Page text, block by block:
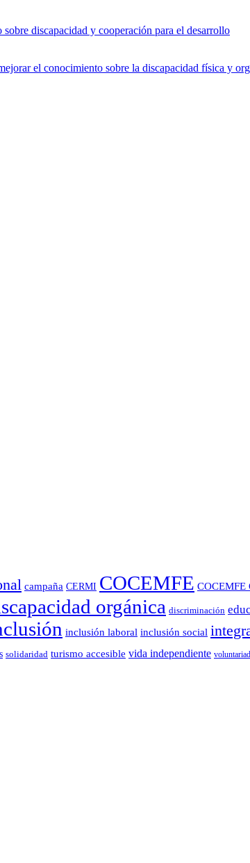
discapacidad y cooperación para el desarrollo
el conocimiento sobre la discapacidad física y
campaña CERMI COCEMFE COCEMFE
orgánica discriminación
inclusión laboral inclusión social
solidaridad turismo accesible vida independiente